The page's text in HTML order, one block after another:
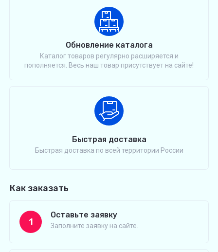
Обновление каталога
Каталог товаров регулярно расширяется и
пополняется. Весь наш товар присутствует на сайте!
Быстрая доставка
Быстрая доставка по всей территории России
Как заказать
1
Оставьте заявку
Заполните заявку на сайте.